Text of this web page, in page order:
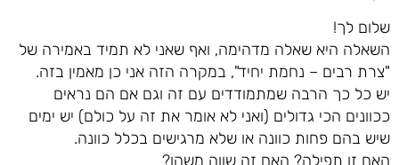
שלום לך!
השאלה היא שאלה מדהימה, ואף שאני לא תמיד באמירה של
"צרת רבים – נחמת יחיד", במקרה הזה אני כן מאמין בזה.
יש כל כך הרבה שמתמודדים עם זה וגם אם הם נראים
ככוונים הכי גדולים (ואני לא אומר את זה על כולם) יש ימים
שיש בהם פחות כוונה או שלא מרגישים בכלל כוונה.
האם זו תפילה? האם זה שווה משהו?